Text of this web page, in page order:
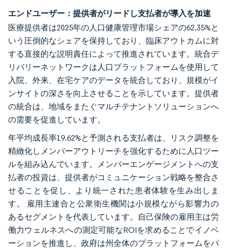
エンドユーザー：提供者がリードし支払者が導入を加速
医療提供者は2025年の人口健康管理市場シェアの62.35%と
いう圧倒的なシェアを保持しており、臨床アウトカムに対
する直接的な説明責任によって推進されています。統合デ
リバリーネットワークは人口プラットフォームを使用して
入院、外来、在宅ケアのデータを統合しており、規模がイ
ンサイトの深さを向上させることを示しています。提供者
の統合は、地域をまたぐマルチテナントソリューションへ
の需要を促進しています。
年平均成長率19.62%と予測される支払者は、リスク調整を
精緻化しメンバーアウトリーチを強化するために人口ツー
ルを組み込んでいます。メンバーエンゲージメントへの支
払者の投資は、提供者がコミュニケーション戦略を整合さ
せることを促し、より統一された患者体験を生み出しま
す。 雇用主連合と公衆衛生機関は小規模ながら影響力の
あるセグメントを代表しています。自己保険の雇用主は労
働力ウェルネスへの測定可能なROIを求めることでイノベ
ーションを推進し、政府は州全体のプラットフォームをパ